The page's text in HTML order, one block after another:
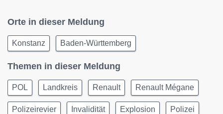
Orte in dieser Meldung
Konstanz Baden-Württemberg
Themen in dieser Meldung
POL Landkreis Renault Renault Mégane
Polizeirevier Invalidität Explosion Polizei